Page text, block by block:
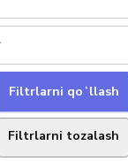
Filtrlarni tozalash